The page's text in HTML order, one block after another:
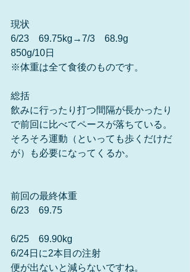
現状
6/23　69.75kg→7/3　68.9g
850g/10日
※体重は全て食後のものです。
総括
飲みに行ったり打つ間隔が長かったり
で前回に比べてペースが落ちている。
そろそろ運動（といっても歩くだけだ
が）も必要になってくるか。
前回の最終体重
6/23　69.75
6/25　69.90kg
6/24日に2本目の注射
便が出ないと減らないですね。